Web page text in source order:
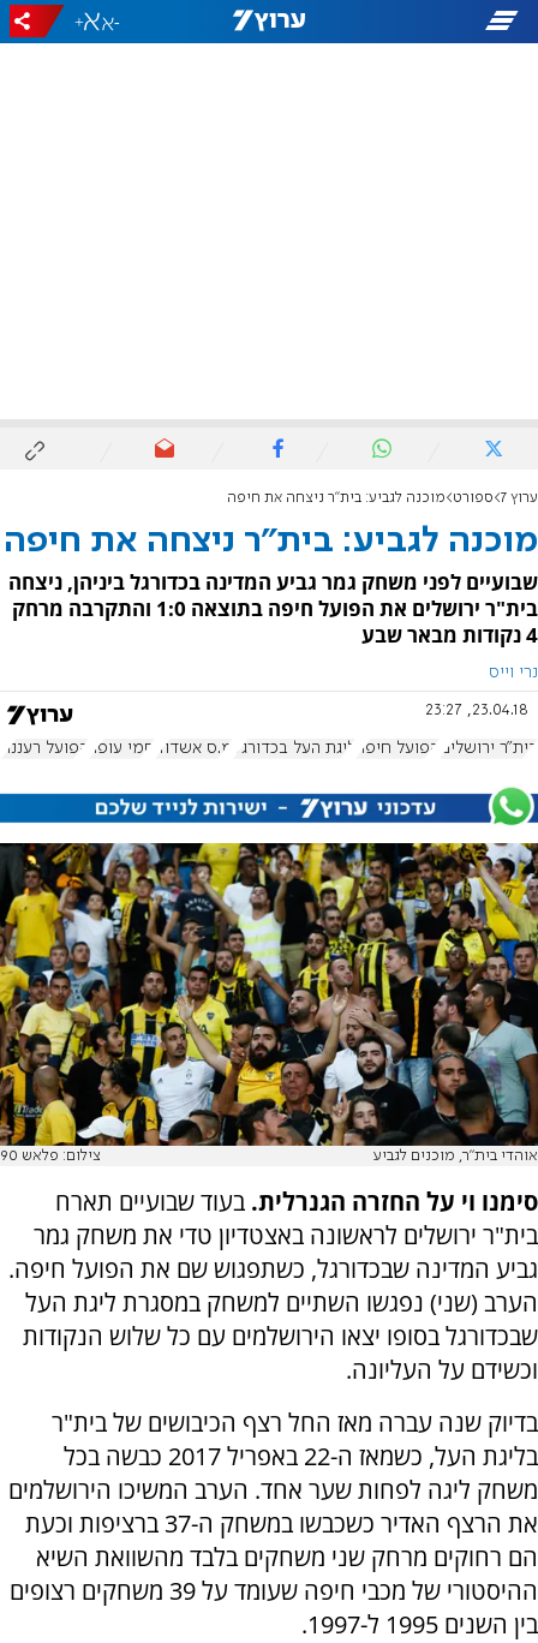
-
+
ערוץ 7 ספורט מוכנה לגביע: בית"ר ניצחה את חיפה
מוכנה לגביע: בית"ר ניצחה את חיפה
שבועיים לפני משחק גמר גביע המדינה בכדורגל ביניהן, ניצחה
בית"ר ירושלים את הפועל חיפה בתוצאה 1:0 והתקרבה מרחק
4 נקודות מבאר שבע
נרי וייס
23.04.18, 23:27
בית"ר ירושלים הפועל חיפה ליגת העל בכדורגל מ.ס אשדוד סמי עופר הפועל רעננה
אוהדי בית"ר, מוכנים לגביע צילום: פלאש 90
סימנו וי על החזרה הגנרלית. בעוד שבועיים תארח
בית"ר ירושלים לראשונה באצטדיון טדי את משחק גמר
גביע המדינה שבכדורגל, כשתפגוש שם את הפועל חיפה.
הערב (שני) נפגשו השתיים למשחק במסגרת ליגת העל
שבכדורגל בסופו יצאו הירושלמים עם כל שלוש הנקודות
וכשידם על העליונה.
בדיוק שנה עברה מאז החל רצף הכיבושים של בית"ר
בליגת העל, כשמאז ה-22 באפריל 2017 כבשה בכל
משחק ליגה לפחות שער אחד. הערב המשיכו הירושלמים
את הרצף האדיר כשכבשו במשחק ה-37 ברציפות וכעת
הם רחוקים מרחק שני משחקים בלבד מהשוואת השיא
ההיסטורי של מכבי חיפה שעומד על 39 משחקים רצופים
בין השנים 1995 ל-1997.